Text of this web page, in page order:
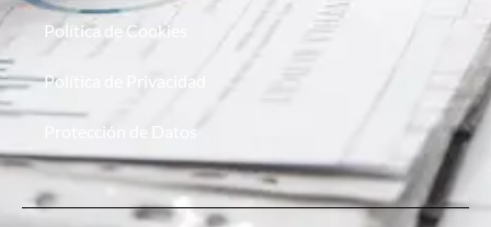
Política de Cookies
Política de Privacidad
Protección de Datos